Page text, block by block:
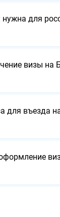
нужна для
визы на
для въезда